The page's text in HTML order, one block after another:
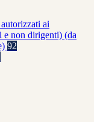
ai
e non dirigenti) (da
92